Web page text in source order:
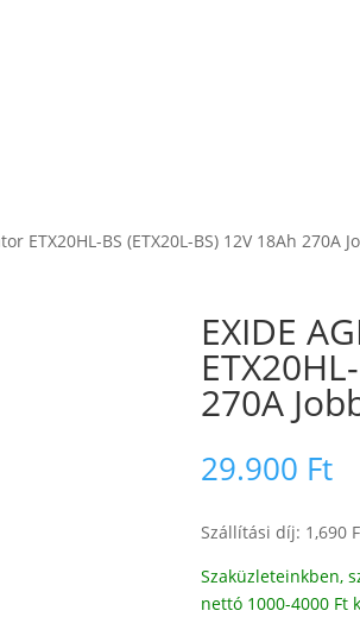
ETX20HL-BS (ETX20L-BS) 12V 18Ah 270A
EXIDE
270A
29.900 Ft
Szállítási díj: 1,690
Szaküzleteinkben,
nettó 1000-4000 Ft